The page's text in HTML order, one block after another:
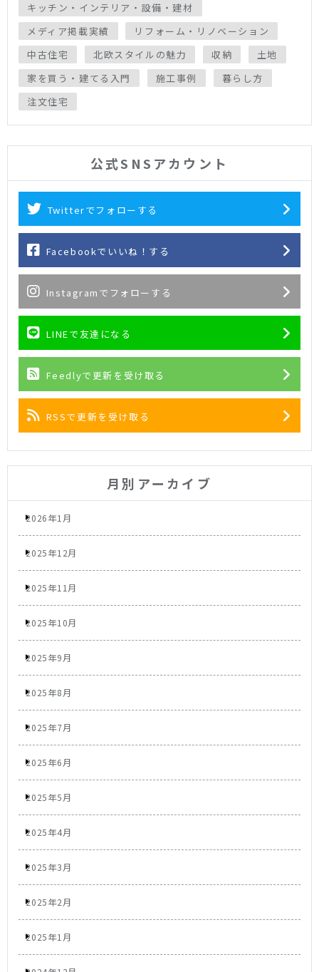
キッチン・インテリア・設備・建材
メディア掲載実績
リフォーム・リノベーション
中古住宅
北欧スタイルの魅力 収納
土地
家を買う・建てる入門
施工事例
暮らし方
注文住宅
公式SNSアカウント
Twitterでフォローする
Facebookでいいね！する
Instagramでフォローする
LINEで友達になる
Feedlyで更新を受け取る
RSSで更新を受け取る
月別アーカイブ
2026年1月
2025年12月
2025年11月
2025年10月
2025年9月
2025年8月
2025年7月
2025年6月
2025年5月
2025年4月
2025年3月
2025年2月
2025年1月